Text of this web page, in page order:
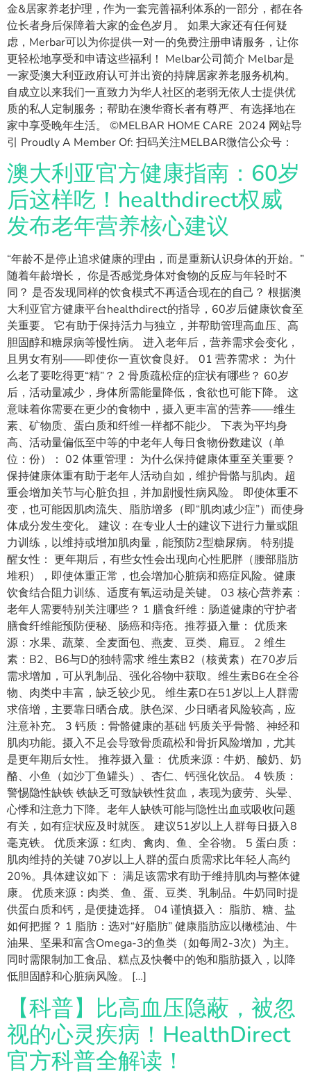
金&居家养老护理，作为一套完善福利体系的一部分，都在各
位长者身后保障着大家的金色岁月。 如果大家还有任何疑
虑，Merbar可以为你提供一对一的免费注册申请服务，让你
更轻松地享受和申请这些福利！ Melbar公司简介 Melbar是
一家受澳大利亚政府认可并出资的持牌居家养老服务机构。
自成立以来我们一直致力为华人社区的老弱无依人士提供优
质的私人定制服务；帮助在澳华裔长者有尊严、有选择地在
家中享受晚年生活。 ©MELBAR HOME CARE 2024 网站导
引 Proudly A Member Of: 扫码关注MELBAR微信公众号：
澳大利亚官方健康指南：60岁
后这样吃！healthdirect权威
发布老年营养核心建议
“年龄不是停止追求健康的理由，而是重新认识身体的开始。”
随着年龄增长， 你是否感觉身体对食物的反应与年轻时不
同？ 是否发现同样的饮食模式不再适合现在的自己？ 根据澳
大利亚官方健康平台healthdirect的指导，60岁后健康饮食至
关重要。 它有助于保持活力与独立，并帮助管理高血压、高
胆固醇和糖尿病等慢性病。 进入老年后，营养需求会变化，
且男女有别——即使你一直饮食良好。 01 营养需求： 为什
么老了要吃得更“精”？ 2 骨质疏松症的症状有哪些？ 60岁
后，活动量减少，身体所需能量降低，食欲也可能下降。 这
意味着你需要在更少的食物中，摄入更丰富的营养——维生
素、矿物质、蛋白质和纤维一样都不能少。 下表为平均身
高、活动量偏低至中等的中老年人每日食物份数建议（单
位：份）： 02 体重管理： 为什么保持健康体重至关重要？
保持健康体重有助于老年人活动自如，维护骨骼与肌肉。超
重会增加关节与心脏负担，并加剧慢性病风险。 即使体重不
变，也可能因肌肉流失、脂肪增多（即“肌肉减少症”）而使身
体成分发生变化。 建议：在专业人士的建议下进行力量或阻
力训练，以维持或增加肌肉量，能预防2型糖尿病。 特别提
醒女性： 更年期后，有些女性会出现向心性肥胖（腰部脂肪
堆积），即使体重正常，也会增加心脏病和癌症风险。健康
饮食结合阻力训练、适度有氧运动是关键。 03 核心营养素：
老年人需要特别关注哪些？ 1 膳食纤维：肠道健康的守护者
膳食纤维能预防便秘、肠癌和痔疮。推荐摄入量： 优质来
源：水果、蔬菜、全麦面包、燕麦、豆类、扁豆。 2 维生
素：B2、B6与D的独特需求 维生素B2（核黄素）在70岁后
需求增加，可从乳制品、强化谷物中获取。维生素B6在全谷
物、肉类中丰富，缺乏较少见。 维生素D在51岁以上人群需
求倍增，主要靠日晒合成。肤色深、少日晒者风险较高，应
注意补充。 3 钙质：骨骼健康的基础 钙质关乎骨骼、神经和
肌肉功能。摄入不足会导致骨质疏松和骨折风险增加，尤其
是更年期后女性。 推荐摄入量： 优质来源：牛奶、酸奶、奶
酪、小鱼（如沙丁鱼罐头）、杏仁、钙强化饮品。 4 铁质：
警惕隐性缺铁 铁缺乏可致缺铁性贫血，表现为疲劳、头晕、
心悸和注意力下降。老年人缺铁可能与隐性出血或吸收问题
有关，如有症状应及时就医。 建议51岁以上人群每日摄入8
毫克铁。 优质来源：红肉、禽肉、鱼、全谷物。 5 蛋白质：
肌肉维持的关键 70岁以上人群的蛋白质需求比年轻人高约
20%。具体建议如下： 满足该需求有助于维持肌肉与整体健
康。 优质来源：肉类、鱼、蛋、豆类、乳制品。牛奶同时提
供蛋白质和钙，是便捷选择。 04 谨慎摄入： 脂肪、糖、盐
如何把握？ 1 脂肪：选对“好脂肪” 健康脂肪应以橄榄油、牛
油果、坚果和富含Omega-3的鱼类（如每周2-3次）为主。
同时需限制加工食品、糕点及快餐中的饱和脂肪摄入，以降
低胆固醇和心脏病风险。 […]
【科普】比高血压隐蔽，被忽
视的心灵疾病！HealthDirect
官方科普全解读！